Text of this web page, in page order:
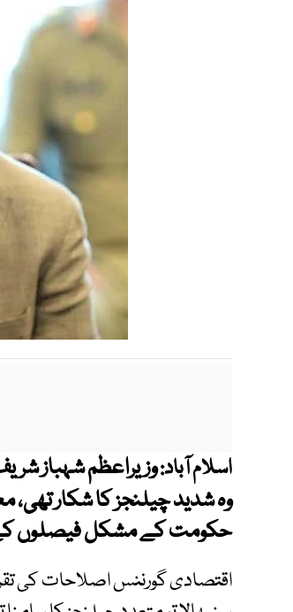
اسلام آباد:وزیراعظم شہباز
وہ شدید چیلنجز کا شکار
حکومت کے مشکل فیصلوں کے
اقتصادی گورننس اصلاحات کی